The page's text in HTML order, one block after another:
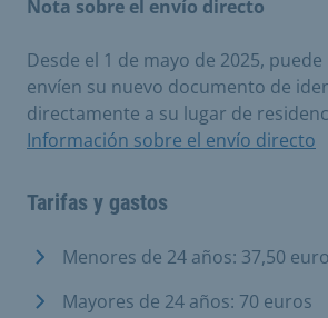
Nota sobre el envío directo
Desde el 1 de mayo de 2025,
envíen su nuevo documento de
directamente a su lugar de
Información sobre el envío directo
Tarifas y gastos
Menores de 24 años: 37,50
Mayores de 24 años: 70 euros